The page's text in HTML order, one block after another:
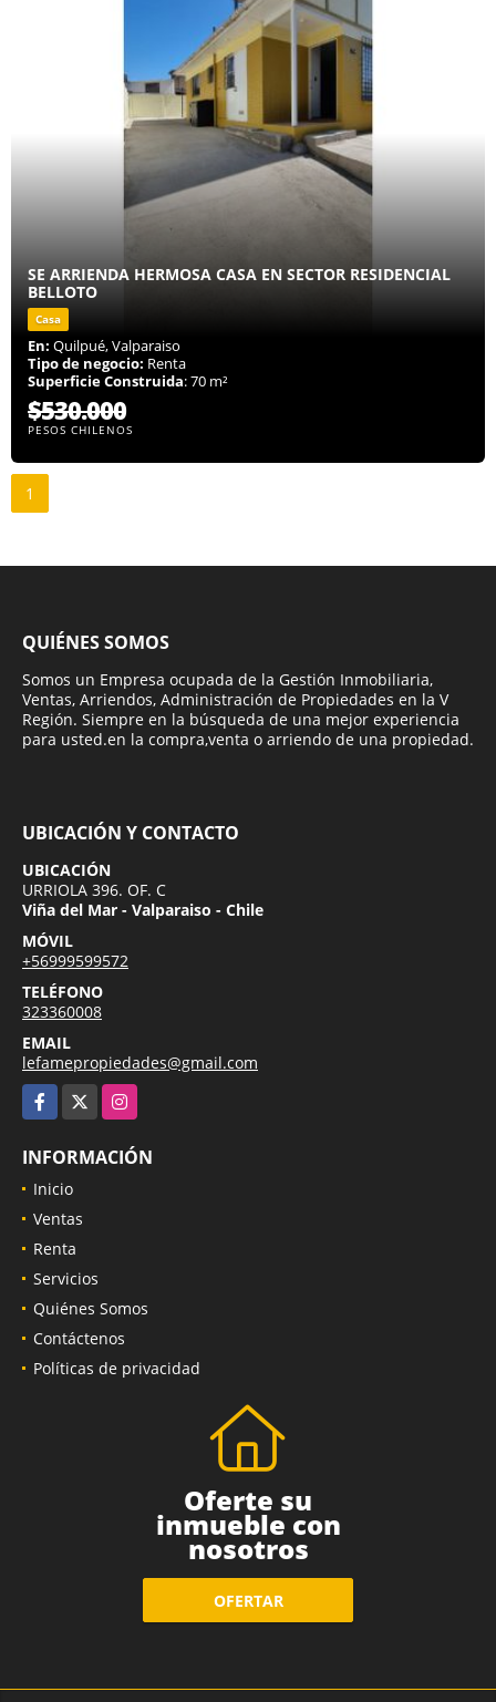
SE ARRIENDA HERMOSA CASA EN SECTOR RESIDENCIAL
BELLOTO
Casa
En: Quilpué, Valparaiso
Tipo de negocio: Renta
Superficie Construida: 70 m²
$530.000
PESOS CHILENOS
1
QUIÉNES SOMOS
Somos un Empresa ocupada de la Gestión Inmobiliaria,
Ventas, Arriendos, Administración de Propiedades en la V
Región. Siempre en la búsqueda de una mejor experiencia
para usted.en la compra,venta o arriendo de una propiedad.
UBICACIÓN Y CONTACTO
UBICACIÓN
URRIOLA 396. OF. C
Viña del Mar - Valparaiso - Chile
MÓVIL
+56999599572
TELÉFONO
323360008
EMAIL
lefamepropiedades@gmail.com
Facebook
Instagram
INFORMACIÓN
Inicio
Ventas
Renta
Servicios
Quiénes Somos
Contáctenos
Políticas de privacidad
Oferte su
inmueble con
nosotros
OFERTAR